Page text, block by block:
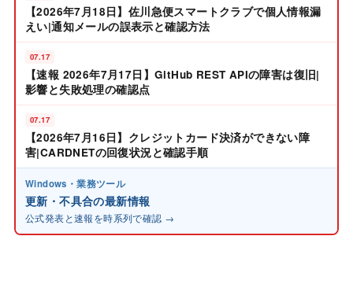
【2026年7月18日】佐川急便スマートクラブで個人情報漏
えい|通知メールの誤表示と確認方法
07.17
【速報 2026年7月17日】GitHub REST APIの障害は復旧|
影響と失敗処理の確認点
07.17
【2026年7月16日】クレジットカード決済ができない障
害|CARDNETの回復状況と確認手順
Windows・業務ツール
更新・不具合の最新情報
公式発表と速報を時系列で確認 →